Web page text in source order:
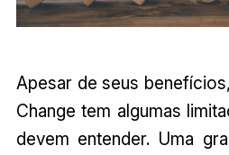
Apesar de seus
Change tem algumas
devem entender. Uma